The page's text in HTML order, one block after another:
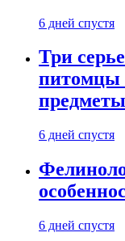
6 дней спустя
Три
питомцы
предметы
6 дней спустя
6 дней спустя